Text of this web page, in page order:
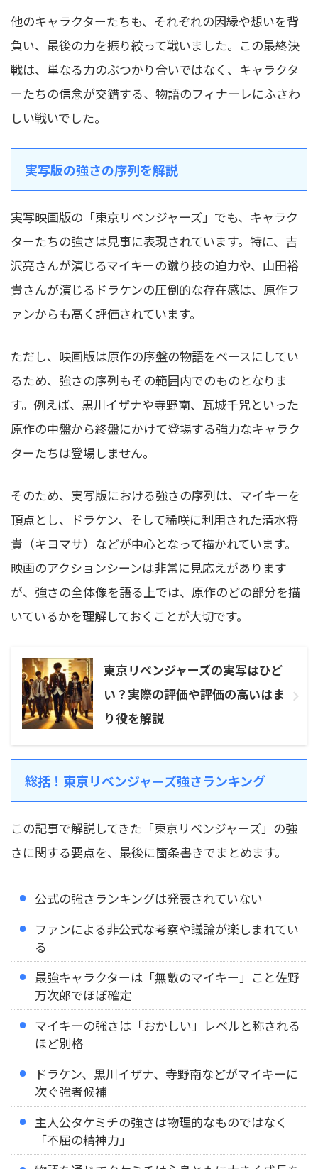
他のキャラクターたちも、それぞれの因縁や想いを背
負い、最後の力を振り絞って戦いました。この最終決
戦は、単なる力のぶつかり合いではなく、キャラクタ
ーたちの信念が交錯する、物語のフィナーレにふさわ
しい戦いでした。
実写版の強さの序列を解説
実写映画版の「東京リベンジャーズ」でも、キャラク
ターたちの強さは見事に表現されています。特に、吉
沢亮さんが演じるマイキーの蹴り技の迫力や、山田裕
貴さんが演じるドラケンの圧倒的な存在感は、原作フ
ァンからも高く評価されています。
ただし、映画版は原作の序盤の物語をベースにしてい
るため、強さの序列もその範囲内でのものとなりま
す。例えば、黒川イザナや寺野南、瓦城千咒といった
原作の中盤から終盤にかけて登場する強力なキャラク
ターたちは登場しません。
そのため、実写版における強さの序列は、マイキーを
頂点とし、ドラケン、そして稀咲に利用された清水将
貴（キヨマサ）などが中心となって描かれています。
映画のアクションシーンは非常に見応えがあります
が、強さの全体像を語る上では、原作のどの部分を描
いているかを理解しておくことが大切です。
東京リベンジャーズの実写はひど
い？実際の評価や評価の高いはま
り役を解説
総括！東京リベンジャーズ強さランキング
この記事で解説してきた「東京リベンジャーズ」の強
さに関する要点を、最後に箇条書きでまとめます。
公式の強さランキングは発表されていない
ファンによる非公式な考察や議論が楽しまれてい
る
最強キャラクターは「無敵のマイキー」こと佐野
万次郎でほぼ確定
マイキーの強さは「おかしい」レベルと称される
ほど別格
ドラケン、黒川イザナ、寺野南などがマイキーに
次ぐ強者候補
主人公タケミチの強さは物理的なものではなく
「不屈の精神力」